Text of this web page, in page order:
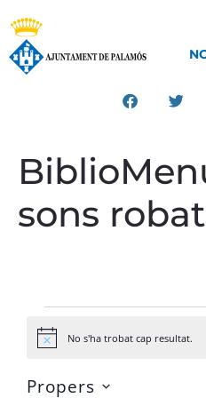
sons
Avís No s'ha trobat cap resultat.
Propers